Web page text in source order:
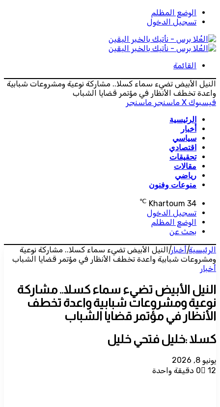
الوضع المظلم
تسجيل الدخول
القائمة
النيل الأبيض تضيء سماء كسلا.. مشاركة نوعية ومشروعات شبابية
واعدة تخطف الأنظار في مؤتمر قضايا الشباب
فيسبوك ‫X ماسنجر ماسنجر
الرئيسية
أخبار
سياسي
اقتصادي
تحقيقات
مقالات
رياضي
منوعات وفنون
Khartoum 34
℃
تسجيل الدخول
الوضع المظلم
بحث عن
الرئيسية|أخبار| النيل الأبيض تضيء سماء كسلا.. مشاركة نوعية
ومشروعات شبابية واعدة تخطف الأنظار في مؤتمر قضايا الشباب
أخبار
النيل الأبيض تضيء سماء كسلا.. مشاركة
نوعية ومشروعات شبابية واعدة تخطف
الأنظار في مؤتمر قضايا الشباب
كسلا :خليل فتحي خليل
يونيو 8, 2026
0
12 دقيقة واحدة